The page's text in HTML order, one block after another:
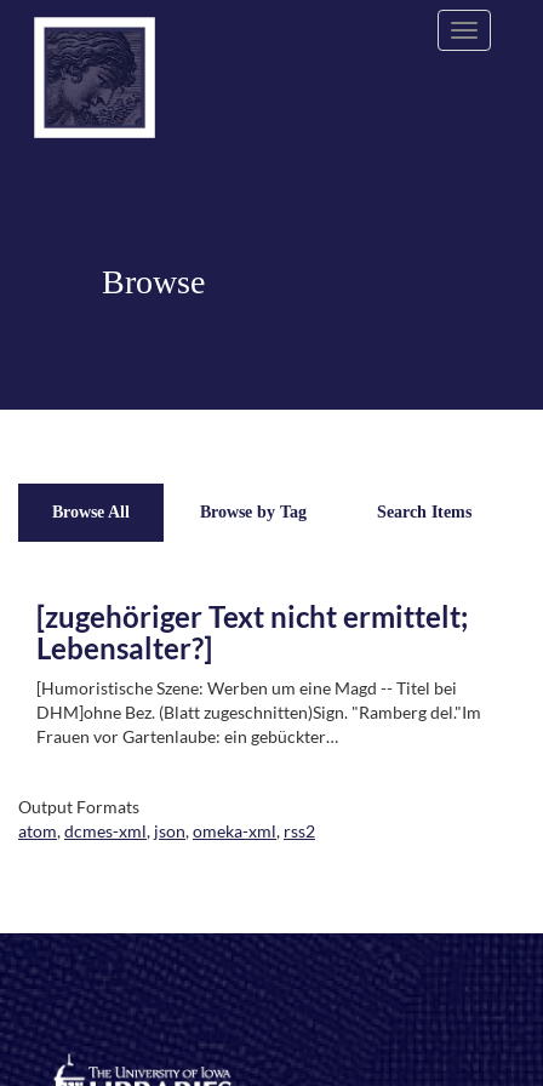
Menu
Browse
Browse All Browse by Tag Search Items
[zugehöriger Text nicht ermittelt;
Lebensalter?]
[Humoristische Szene: Werben um eine Magd -- Titel bei
DHM]ohne Bez. (Blatt zugeschnitten)Sign. "Ramberg del."Im
Frauen vor Gartenlaube: ein gebückter…
Output Formats
atom,dcmes-xml, json,omeka-xml, rss2